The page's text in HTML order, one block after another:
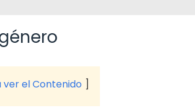
el Contenido